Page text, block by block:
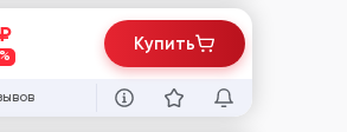
₽ Купить